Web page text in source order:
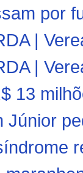
por
|
|
13
Júnior